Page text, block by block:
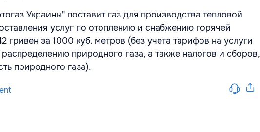
Украины" поставит газ для производства тепловой
услуг по отоплению и снабжению горячей
гривен за 1000 куб. метров (без учета тарифов на услуги
природного газа, а также налогов и сборов,
природного газа).